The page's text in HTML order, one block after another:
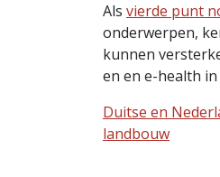
Als vierde punt
onderwerpen,
kunnen
en en e-health
Duitse en
landbouw